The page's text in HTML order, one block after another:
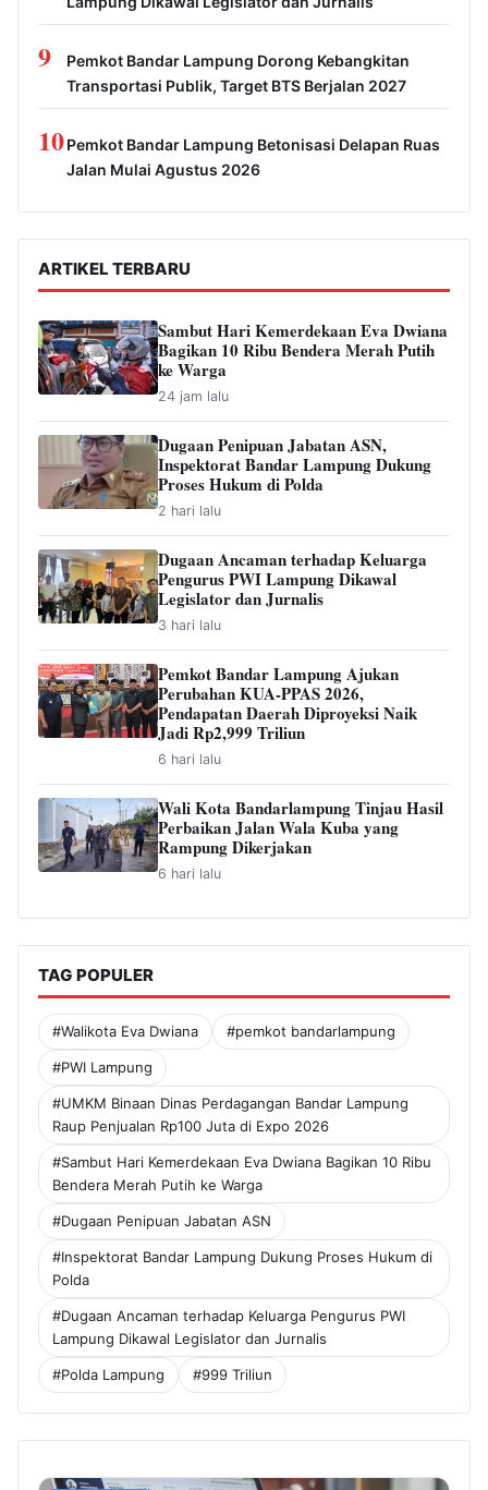
9
Pemkot Bandar Lampung Dorong Kebangkitan
Transportasi Publik, Target BTS Berjalan 2027
10Pemkot Bandar Lampung Betonisasi Delapan Ruas
Jalan Mulai Agustus 2026
ARTIKEL TERBARU
Sambut Hari Kemerdekaan Eva Dwiana
Bagikan 10 Ribu Bendera Merah Putih
ke Warga
24 jam lalu
Dugaan Penipuan Jabatan ASN,
Inspektorat Bandar Lampung Dukung
Proses Hukum di Polda
2 hari lalu
Dugaan Ancaman terhadap Keluarga
Pengurus PWI Lampung Dikawal
Legislator dan Jurnalis
3 hari lalu
Pemkot Bandar Lampung Ajukan
Perubahan KUA-PPAS 2026,
Pendapatan Daerah Diproyeksi Naik
Jadi Rp2,999 Triliun
6 hari lalu
Wali Kota Bandarlampung Tinjau Hasil
Perbaikan Jalan Wala Kuba yang
Rampung Dikerjakan
6 hari lalu
TAG POPULER
#Walikota Eva Dwiana #pemkot bandarlampung
#PWI Lampung
#UMKM Binaan Dinas Perdagangan Bandar Lampung
Raup Penjualan Rp100 Juta di Expo 2026
#Sambut Hari Kemerdekaan Eva Dwiana Bagikan 10 Ribu
Bendera Merah Putih ke Warga
#Dugaan Penipuan Jabatan ASN
#Inspektorat Bandar Lampung Dukung Proses Hukum di
Polda
#Dugaan Ancaman terhadap Keluarga Pengurus PWI
Lampung Dikawal Legislator dan Jurnalis
#Polda Lampung #999 Triliun